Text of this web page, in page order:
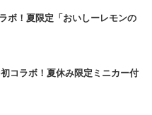
ボ！夏限定「おいしーレモンの
コラボ！夏休み限定ミニカー付